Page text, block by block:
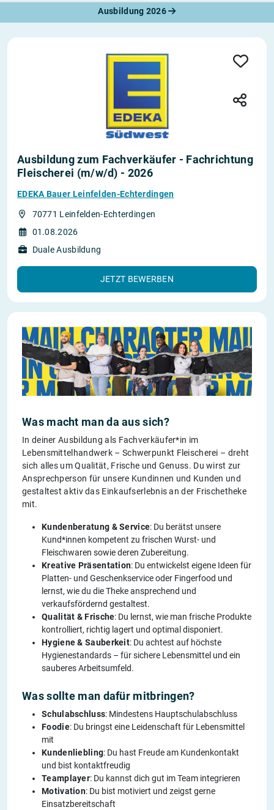
Ausbildung 2026
Ausbildung zum Fachverkäufer - Fachrichtung
Fleischerei (m/w/d) - 2026
EDEKA Bauer Leinfelden-Echterdingen
70771 Leinfelden-Echterdingen
01.08.2026
Duale Ausbildung
JETZT BEWERBEN
Was macht man da aus sich?
In deiner Ausbildung als Fachverkäufer*in im
Lebensmittelhandwerk – Schwerpunkt Fleischerei – dreht
sich alles um Qualität, Frische und Genuss. Du wirst zur
Ansprechperson für unsere Kundinnen und Kunden und
gestaltest aktiv das Einkaufserlebnis an der Frischetheke
mit.
Kundenberatung & Service: Du berätst unsere
Kund*innen kompetent zu frischen Wurst- und
Fleischwaren sowie deren Zubereitung.
Kreative Präsentation: Du entwickelst eigene Ideen für
Platten- und Geschenkservice oder Fingerfood und
lernst, wie du die Theke ansprechend und
verkaufsfördernd gestaltest.
Qualität & Frische: Du lernst, wie man frische Produkte
kontrolliert, richtig lagert und optimal disponiert.
Hygiene & Sauberkeit: Du achtest auf höchste
Hygienestandards – für sichere Lebensmittel und ein
sauberes Arbeitsumfeld.
Was sollte man dafür mitbringen?
Schulabschluss: Mindestens Hauptschulabschluss
Foodie: Du bringst eine Leidenschaft für Lebensmittel
mit
Kundenliebling: Du hast Freude am Kundenkontakt
und bist kontaktfreudig
Teamplayer: Du kannst dich gut im Team integrieren
Motivation: Du bist motiviert und zeigst gerne
Einsatzbereitschaft